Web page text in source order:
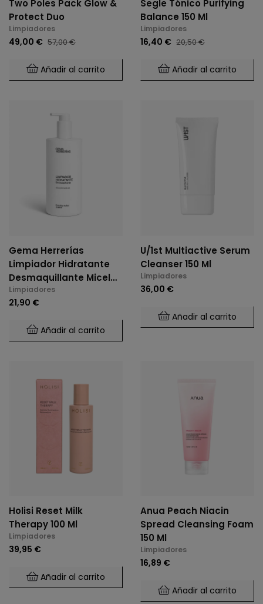
Two Poles Pack Glow &
Protect Duo
Limpiadores
49,00 € 57,00 €
Añadir al carrito
Segle Tónico Purifying
Balance 150 Ml
Limpiadores
16,40 € 20,50 €
Añadir al carrito
Gema Herrerías
Limpiador Hidratante
Desmaquillante Micelar
400 Ml
Limpiadores
21,90 €
Añadir al carrito
U/1st Multiactive Serum
Cleanser 150 Ml
Limpiadores
36,00 €
Añadir al carrito
Holisi Reset Milk
Therapy 100 Ml
Limpiadores
39,95 €
Añadir al carrito
Anua Peach Niacin
Spread Cleansing Foam
150 Ml
Limpiadores
16,89 €
Añadir al carrito